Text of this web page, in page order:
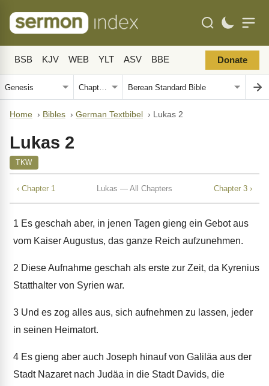
BSB KJV WEB YLT ASV BBE Donate
Home › Bibles › German Textbibel › Lukas 2
Lukas 2
TKW
‹ Chapter 1 Lukas — All Chapters Chapter 3 ›
1 Es geschah aber, in jenen Tagen gieng ein Gebot aus
vom Kaiser Augustus, das ganze Reich aufzunehmen.
2 Diese Aufnahme geschah als erste zur Zeit, da Kyrenius
Statthalter von Syrien war.
3 Und es zog alles aus, sich aufnehmen zu lassen, jeder
in seinen Heimatort.
4 Es gieng aber auch Joseph hinauf von Galiläa aus der
Stadt Nazaret nach Judäa in die Stadt Davids, die